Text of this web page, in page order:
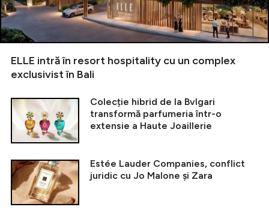
ELLE intră în resort hospitality cu un complex
exclusivist în Bali
Colecție hibrid de la Bvlgari
transformă parfumeria într-o
extensie a Haute Joaillerie
Estée Lauder Companies, conflict
juridic cu Jo Malone și Zara